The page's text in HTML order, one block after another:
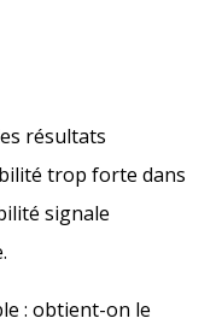
résultats
trop forte dans
signale
: obtient-on le